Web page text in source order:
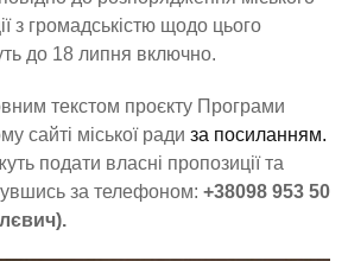
з громадськістю щодо цього
до 18 липня включно.
текстом проєкту Програми
сайті міської ради за посиланням.
подати власні пропозиції та
за телефоном: +38098 953 50